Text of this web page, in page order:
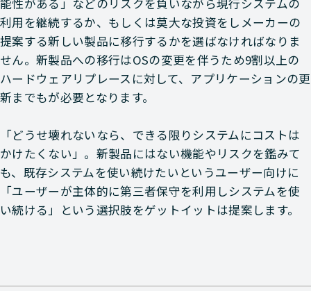
能性がある」などのリスクを負いながら現行システムの
利用を継続するか、もしくは莫大な投資をしメーカーの
提案する新しい製品に移行するかを選ばなければなりま
せん。新製品への移行はOSの変更を伴うため9割以上の
ハードウェアリプレースに対して、アプリケーションの更
新までもが必要となります。
「どうせ壊れないなら、できる限りシステムにコストは
かけたくない」。新製品にはない機能やリスクを鑑みて
も、既存システムを使い続けたいというユーザー向けに
「ユーザーが主体的に第三者保守を利用しシステムを使
い続ける」という選択肢をゲットイットは提案します。